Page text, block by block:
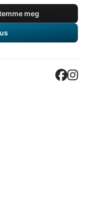
meg